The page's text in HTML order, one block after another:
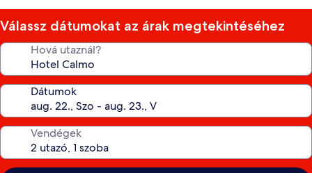
Válassz dátumokat az árak megtekintéséhez
Hová utaznál?
Dátumok
Vendégek